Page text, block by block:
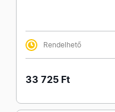
Rendelhető
33 725 Ft